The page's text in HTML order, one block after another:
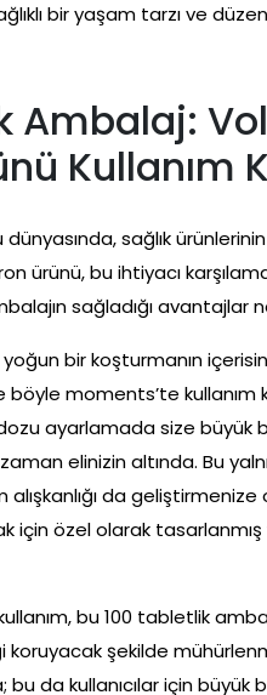
bir yaşam tarzı ve
Ambalaj:
Kullanım
sağlık
ürünü, bu ihtiyacı
sağladığı avantajlar
bir koşturmanın
moments’te kullanım
ayarlamada size büyük
elinizin altında. Bu
da geliştirmenize
özel olarak tasarlanmış
bu 100 tabletlik
şekilde
bu da kullanıcılar için